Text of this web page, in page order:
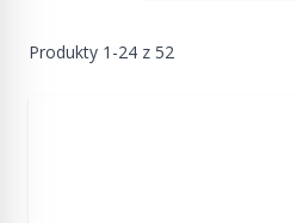
Produkty 1 -24 z 52